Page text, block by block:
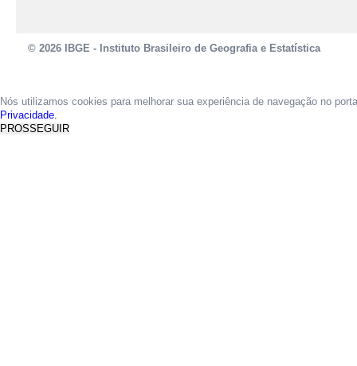
© 2026 IBGE - Instituto Brasileiro de Geografia e Estatística
Nós utilizamos cookies para melhorar sua experiência de navegação no
Privacidade.
PROSSEGUIR